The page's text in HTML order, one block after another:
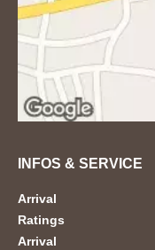
INFOS & SERVICE
Arrival
Ratings
Arrival